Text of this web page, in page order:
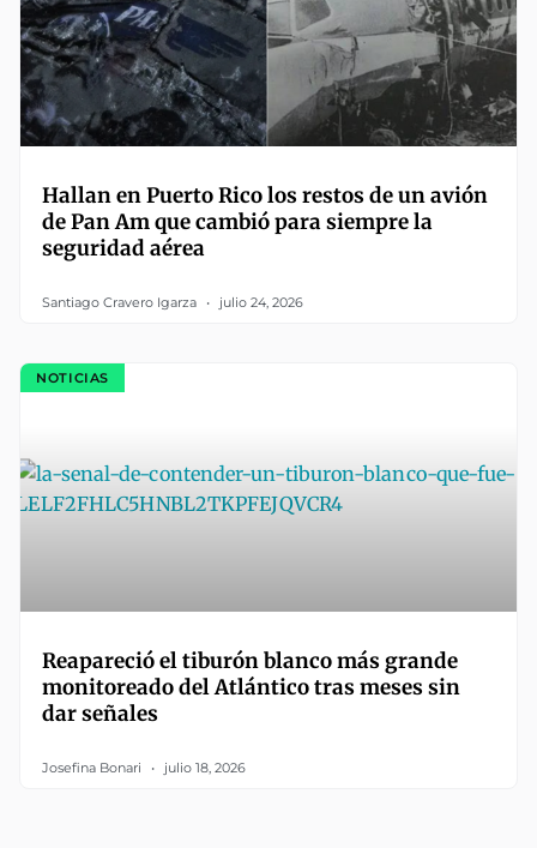
Hallan en Puerto Rico los restos de un avión
de Pan Am que cambió para siempre la
seguridad aérea
Santiago Cravero Igarza julio 24, 2026
NOTICIAS
Reapareció el tiburón blanco más grande
monitoreado del Atlántico tras meses sin
dar señales
Josefina Bonari julio 18, 2026